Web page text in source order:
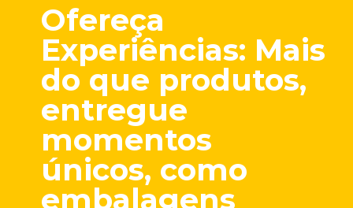
Ofereça
Experiências: Mais
do que produtos,
entregue
momentos
únicos, como
embalagens